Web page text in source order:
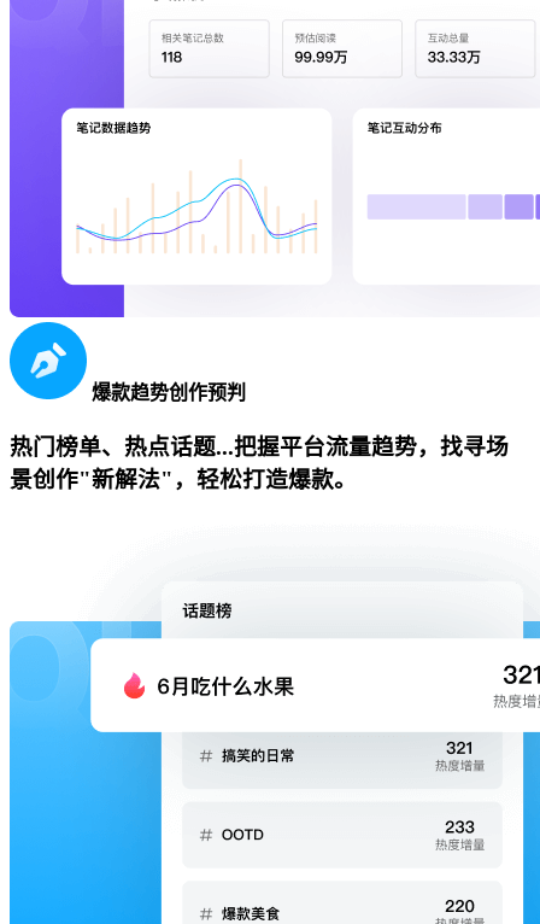
爆款趋势创作预判
热门榜单、热点话题...把握平台流量趋势，找寻场
景创作"新解法"，轻松打造爆款。